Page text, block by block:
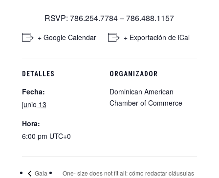
RSVP: 786.254.7784 – 786.488.1157
+ Google Calendar + Exportación de iCal
DETALLES
Fecha:
junio 13
Hora:
6:00 pm UTC+0
ORGANIZADOR
Dominican American
Chamber of Commerce
Gala
One- size does not fit all: cómo redactar cláusulas